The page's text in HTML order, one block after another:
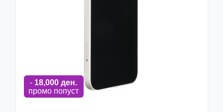
- 18,000 ден.
промо попуст